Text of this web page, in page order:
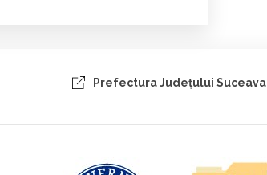
Prefectura Judeţului Suceava